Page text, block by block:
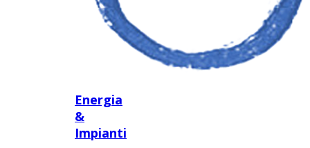
Energia
&
Impianti